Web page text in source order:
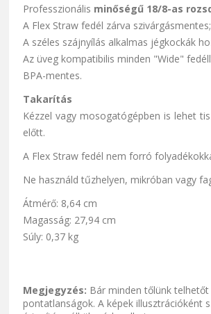
Professzionális minőségű 18/8-as
A Flex Straw fedél zárva szivárgásmentes;
A széles szájnyílás alkalmas jégkockák
Az üveg kompatibilis minden "Wide"
BPA-mentes.
Takarítás
Kézzel vagy mosogatógépben is lehet
előtt.
A Flex Straw fedél nem forró
Ne használd tűzhelyen, mikróban vagy
Átmérő: 8,64 cm
Magasság: 27,94 cm
Súly: 0,37 kg
Megjegyzés: Bár minden tőlünk
pontatlanságok. A képek illusztrációként